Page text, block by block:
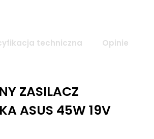
techniczna Opinie
ZASILACZ
ASUS 45W 19V